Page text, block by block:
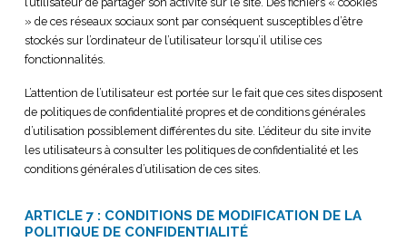
» de ces réseaux sociaux sont par conséquent susceptibles d’être
stockés sur l’ordinateur de l’utilisateur lorsqu’il utilise ces
fonctionnalités.
L’attention de l’utilisateur est portée sur le fait que ces sites disposent
de politiques de confidentialité propres et de conditions générales
d’utilisation possiblement différentes du site. L’éditeur du site invite
les utilisateurs à consulter les politiques de confidentialité et les
conditions générales d’utilisation de ces sites.
ARTICLE 7 : CONDITIONS DE MODIFICATION DE LA
POLITIQUE DE CONFIDENTIALITÉ